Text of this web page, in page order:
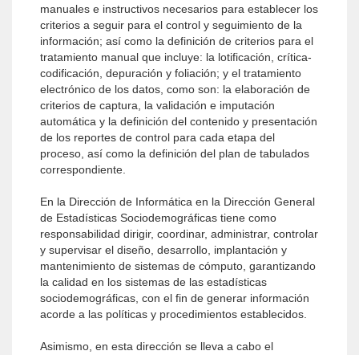
manuales e instructivos necesarios para establecer los
criterios a seguir para el control y seguimiento de la
información; así como la definición de criterios para el
tratamiento manual que incluye: la lotificación, crítica-
codificación, depuración y foliación; y el tratamiento
electrónico de los datos, como son: la elaboración de
criterios de captura, la validación e imputación
automática y la definición del contenido y presentación
de los reportes de control para cada etapa del
proceso, así como la definición del plan de tabulados
correspondiente.
En la Dirección de Informática en la Dirección General
de Estadísticas Sociodemográficas tiene como
responsabilidad dirigir, coordinar, administrar, controlar
y supervisar el diseño, desarrollo, implantación y
mantenimiento de sistemas de cómputo, garantizando
la calidad en los sistemas de las estadísticas
sociodemográficas, con el fin de generar información
acorde a las políticas y procedimientos establecidos.
Asimismo, en esta dirección se lleva a cabo el